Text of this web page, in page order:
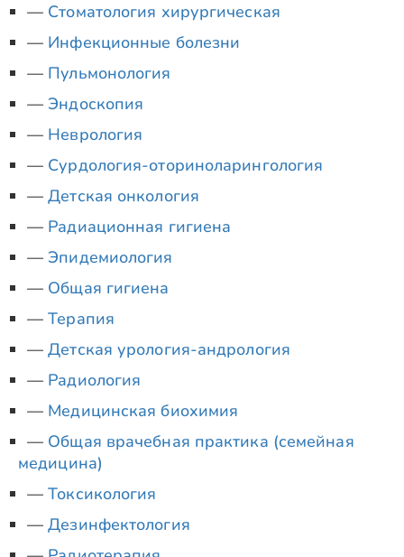
Стоматология хирургическая
Инфекционные болезни
Пульмонология
Эндоскопия
Неврология
Сурдология-оториноларингология
Детская онкология
Радиационная гигиена
Эпидемиология
Общая гигиена
Терапия
Детская урология-андрология
Радиология
Медицинская биохимия
Общая врачебная практика (семейная
медицина)
Токсикология
Дезинфектология